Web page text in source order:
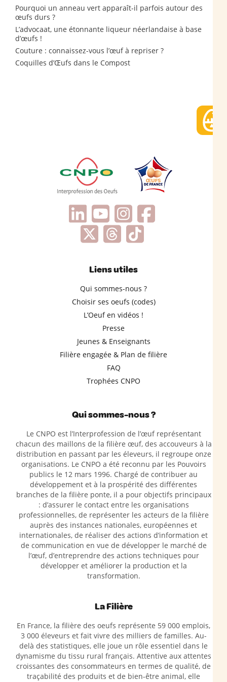
Pourquoi un anneau vert apparaît-il parfois autour des
œufs durs ?
L’advocaat, une étonnante liqueur néerlandaise à base
d’œufs !
Couture : connaissez-vous l’œuf à repriser ?
Coquilles d’Œufs dans le Compost
Liens utiles
Qui sommes-nous ?
Choisir ses oeufs (codes)
L’Oeuf en vidéos !
Presse
Jeunes & Enseignants
Filière engagée & Plan de filière
FAQ
Trophées CNPO
Qui sommes-nous ?
Le CNPO est l’Interprofession de l’œuf représentant
chacun des maillons de la filière œuf, des accouveurs à la
distribution en passant par les éleveurs, il regroupe onze
organisations. Le CNPO a été reconnu par les Pouvoirs
publics le 12 mars 1996. Chargé de contribuer au
développement et à la prospérité des différentes
branches de la filière ponte, il a pour objectifs principaux
: d’assurer le contact entre les organisations
professionnelles, de représenter les acteurs de la filière
auprès des instances nationales, européennes et
internationales, de réaliser des actions d’information et
de communication en vue de développer le marché de
l’œuf, d’entreprendre des actions techniques pour
développer et améliorer la production et la
transformation.
La Filière
En France, la filière des oeufs représente 59 000 emplois,
3 000 éleveurs et fait vivre des milliers de familles. Au-
delà des statistiques, elle joue un rôle essentiel dans le
dynamisme du tissu rural français. Attentive aux attentes
croissantes des consommateurs en termes de qualité, de
traçabilité des produits et de bien-être animal, elle